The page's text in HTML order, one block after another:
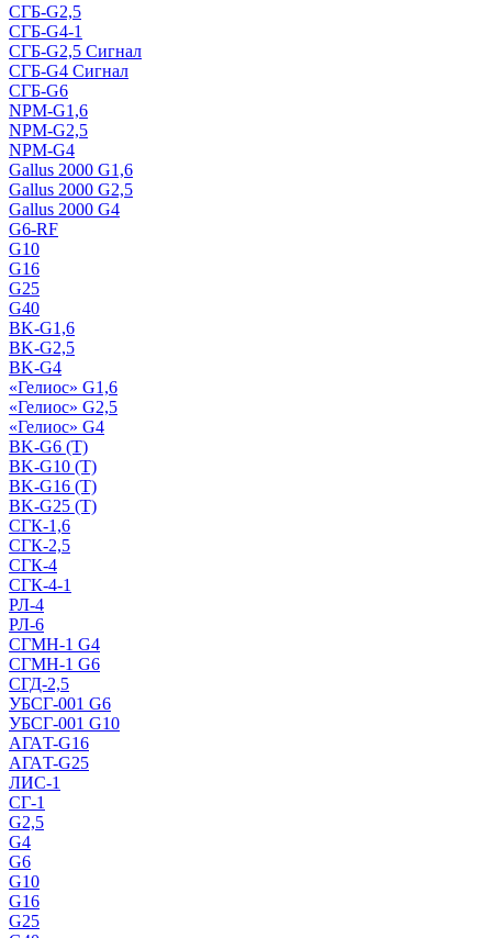
СГБ-G2,5
СГБ-G4-1
СГБ-G2,5 Сигнал
СГБ-G4 Сигнал
СГБ-G6
NPM-G1,6
NPM-G2,5
NPM-G4
Gallus 2000 G1,6
Gallus 2000 G2,5
Gallus 2000 G4
G6-RF
G10
G16
G25
G40
BK-G1,6
BK-G2,5
BK-G4
«Гелиос» G1,6
«Гелиос» G2,5
«Гелиос» G4
BK-G6 (Т)
BK-G10 (Т)
BK-G16 (Т)
BK-G25 (Т)
СГК-1,6
СГК-2,5
СГК-4
СГК-4-1
РЛ-4
РЛ-6
СГМН-1 G4
СГМН-1 G6
СГД-2,5
УБСГ-001 G6
УБСГ-001 G10
АГАT-G16
АГАT-G25
ЛИС-1
СГ-1
G2,5
G4
G6
G10
G16
G25